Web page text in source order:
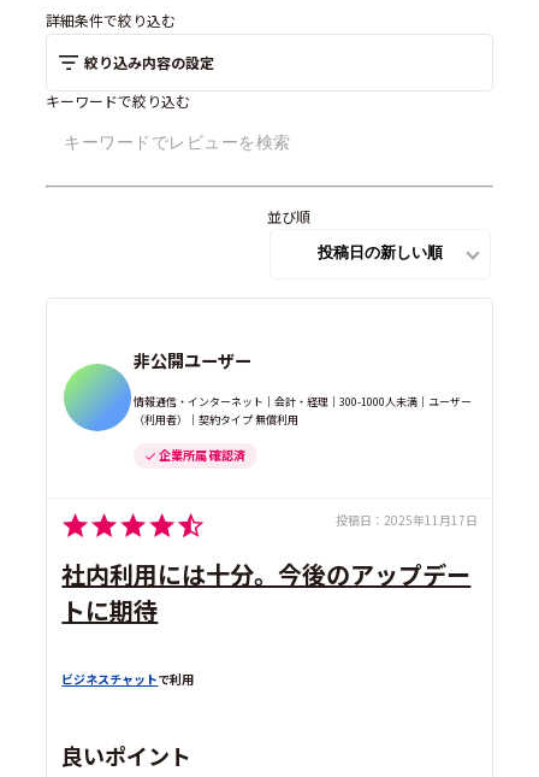
詳細条件で絞り込む
絞り込み内容の設定
キーワードで絞り込む
並び順
非公開ユーザー
情報通信・インターネット｜会計・経理｜300-1000人未満｜ユーザー
（利用者）｜契約タイプ 無償利用
企業所属 確認済
投稿日： 2025年11月17日
社内利用には十分。今後のアップデー
トに期待
ビジネスチャットで利用
良いポイント